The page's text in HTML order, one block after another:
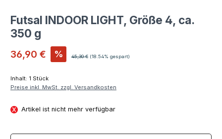
Futsal INDOOR LIGHT, Größe 4, ca.
350 g
Verkaufspreis:
36,90 € % Regulärer Preis:
45,30 € (18.54% gespart)
Inhalt: 1 Stück
Preise inkl. MwSt. zzgl. Versandkosten
Artikel ist nicht mehr verfügbar